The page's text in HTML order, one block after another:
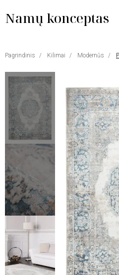
Namų konceptas
Pagrindinis Kilimai Modernūs